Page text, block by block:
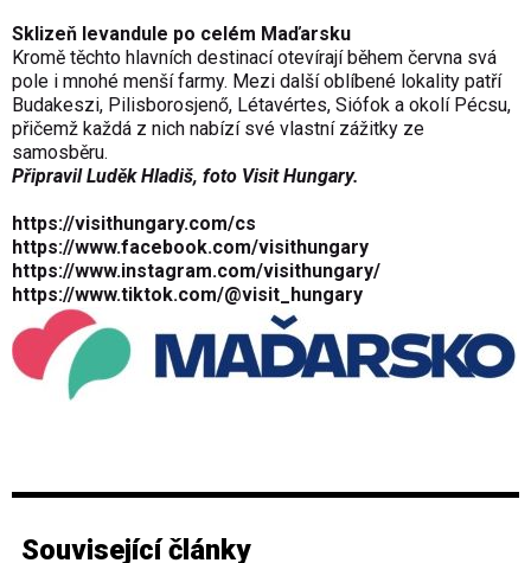
Sklizeň levandule po celém Maďarsku
Kromě těchto hlavních destinací otevírají během června svá
pole i mnohé menší farmy. Mezi další oblíbené lokality patří
Budakeszi, Pilisborosjenő, Létavértes, Siófok a okolí Pécsu,
přičemž každá z nich nabízí své vlastní zážitky ze
samosběru.
Připravil Luděk Hladiš, foto Visit Hungary.
https://visithungary.com/cs
https://www.facebook.com/visithungary
https://www.instagram.com/visithungary/
https://www.tiktok.com/@visit_hungary
Související články